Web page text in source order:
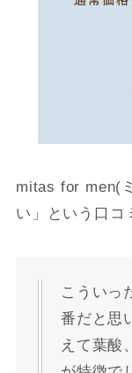
mitas for men(
い」という口コ
こういっ
番だと思
えて葉酸